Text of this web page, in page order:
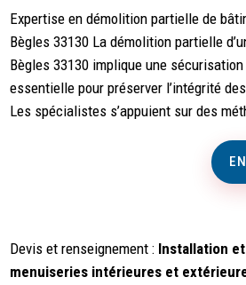
Expertise en démolition partielle de
Bègles 33130 La démolition partielle
Bègles 33130 implique une
essentielle pour préserver l’intégrité
Les spécialistes s’appuient sur des
Devis et renseignement : Installation
menuiseries intérieures et